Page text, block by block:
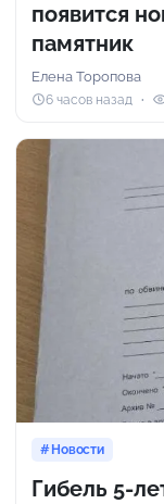
появится
памятник
Елена Торопова
6 часов назад
Новости
Гибель 5-